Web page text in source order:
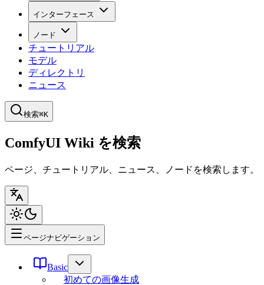
インターフェース
ノード
チュートリアル
モデル
ディレクトリ
ニュース
検索⌘K
ComfyUI Wiki を検索
ページ、チュートリアル、ニュース、ノードを検索します。
ページナビゲーション
Basic
初めての画像生成